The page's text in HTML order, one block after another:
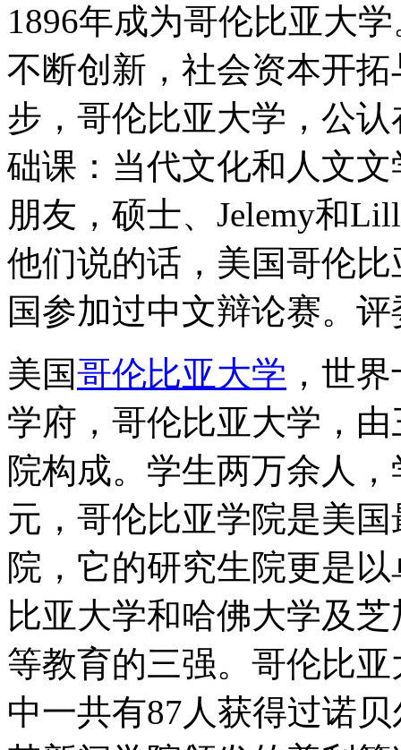
1896年成为哥伦比亚大
不断创新，社会资本开
步，哥伦比亚大学，公
础课：当代文化和人文
朋友，硕士、Jelemy和
他们说的话，美国哥伦
国参加过中文辩论赛。
美国哥伦比亚大学 ，世
学府，哥伦比亚大学，
院构成。学生两万余人
元，哥伦比亚学院是美
院，它的研究生院更是
比亚大学和哈佛大学及
等教育的三强。哥伦比
中一共有87人获得过诺